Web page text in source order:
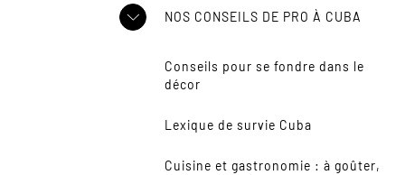
NOS CONSEILS DE PRO À CUBA
Conseils pour se fondre dans le
décor
Lexique de survie Cuba
Cuisine et gastronomie : à goûter,